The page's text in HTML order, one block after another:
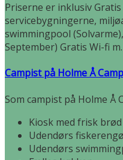
Priserne er inklusiv
servicebygningerne,
swimmingpool
September) Gratis Wi-fi
Campist på Holme Å
Som campist på Holme Å
Kiosk med frisk brød
Udendørs
Udendørs